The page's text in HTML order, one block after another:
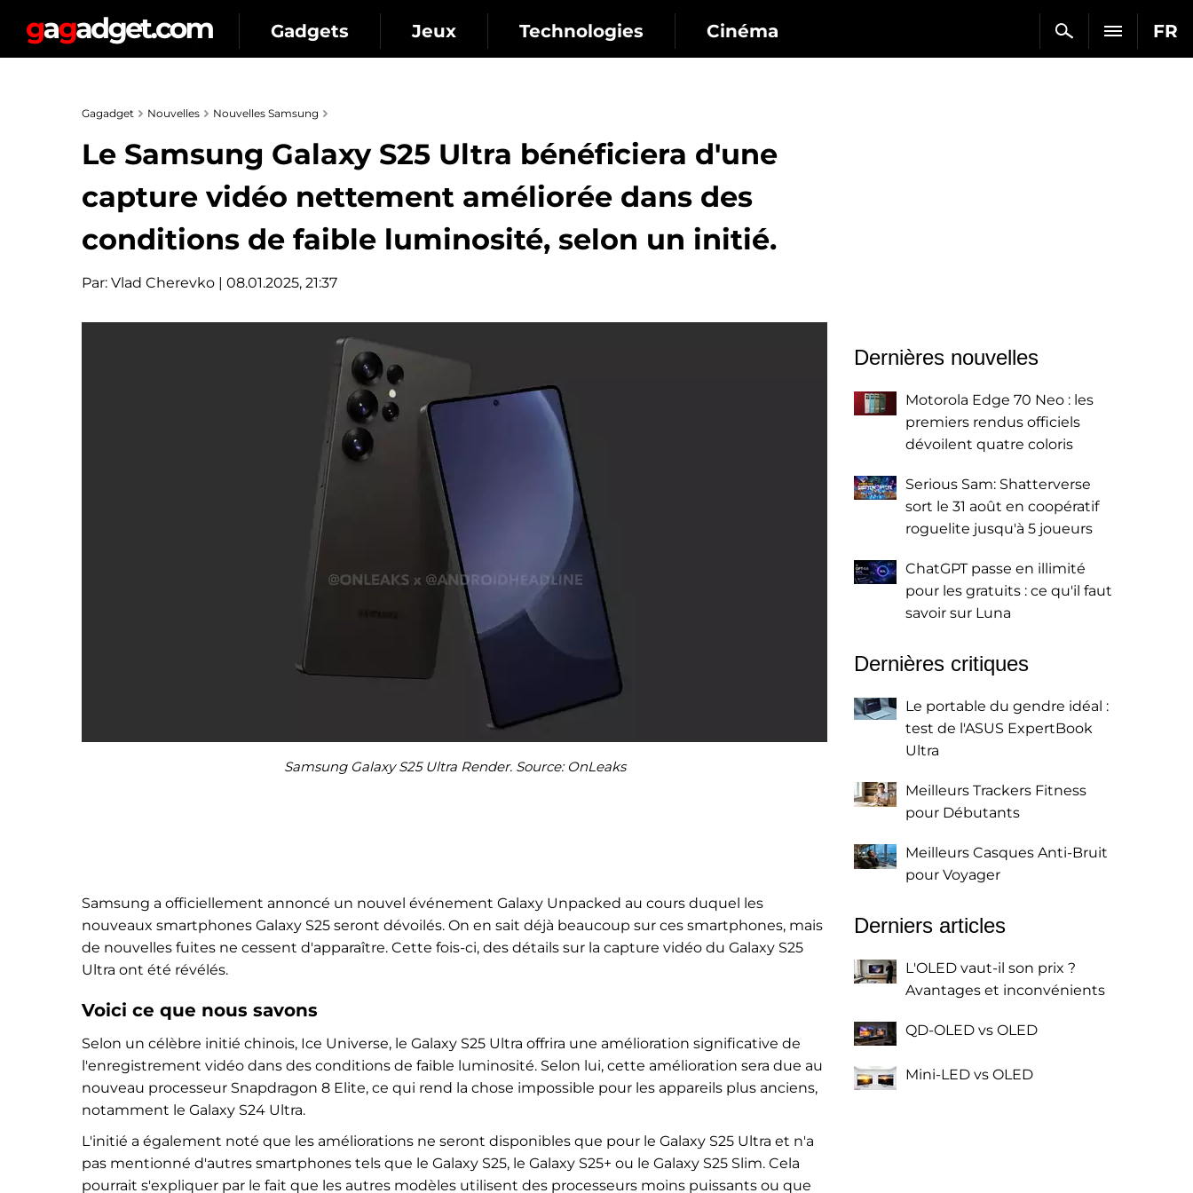
FR
Gadgets Jeux Technologies Cinéma
Gagadget Nouvelles Nouvelles Samsung
Le Samsung Galaxy S25 Ultra bénéficiera d'une
capture vidéo nettement améliorée dans des
conditions de faible luminosité, selon un initié.
Par: Vlad Cherevko | 08.01.2025, 21:37
Samsung Galaxy S25 Ultra Render. Source: OnLeaks
Samsung a officiellement annoncé un nouvel événement Galaxy Unpacked au cours duquel les
nouveaux smartphones Galaxy S25 seront dévoilés. On en sait déjà beaucoup sur ces smartphones, mais
de nouvelles fuites ne cessent d'apparaître. Cette fois-ci, des détails sur la capture vidéo du Galaxy S25
Ultra ont été révélés.
Voici ce que nous savons
Selon un célèbre initié chinois, Ice Universe, le Galaxy S25 Ultra offrira une amélioration significative de
l'enregistrement vidéo dans des conditions de faible luminosité. Selon lui, cette amélioration sera due au
nouveau processeur Snapdragon 8 Elite, ce qui rend la chose impossible pour les appareils plus anciens,
notamment le Galaxy S24 Ultra.
L'initié a également noté que les améliorations ne seront disponibles que pour le Galaxy S25 Ultra et n'a
pas mentionné d'autres smartphones tels que le Galaxy S25, le Galaxy S25+ ou le Galaxy S25 Slim. Cela
pourrait s'expliquer par le fait que les autres modèles utilisent des processeurs moins puissants ou que
Dernières nouvelles
Motorola Edge 70 Neo : les
premiers rendus officiels
dévoilent quatre coloris
Serious Sam: Shatterverse
sort le 31 août en coopératif
roguelite jusqu'à 5 joueurs
ChatGPT passe en illimité
pour les gratuits : ce qu'il faut
savoir sur Luna
Dernières critiques
Le portable du gendre idéal :
test de l'ASUS ExpertBook
Ultra
Meilleurs Trackers Fitness
pour Débutants
Meilleurs Casques Anti-Bruit
pour Voyager
Derniers articles
L'OLED vaut-il son prix ?
Avantages et inconvénients
QD-OLED vs OLED
Mini-LED vs OLED